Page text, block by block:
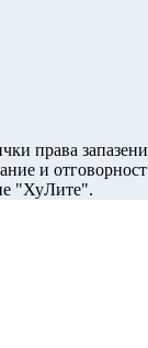
права
и
"ХуЛите".